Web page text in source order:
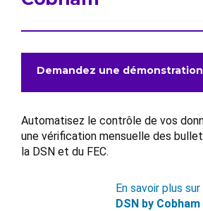
Demandez une démonstration
Automatisez le contrôle de vos
une vérification mensuelle des
la DSN et du FEC.
En savoir plus sur
DSN by Cobham